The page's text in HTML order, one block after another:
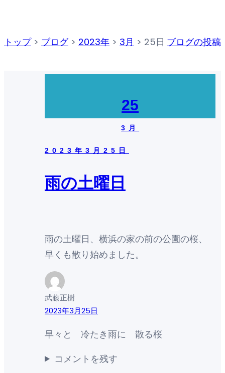
トップ> ブログ> 2023年 > 3月 > 25日 ブログの投稿
25
3月
2023年3月25日
雨の土曜日
雨の土曜日、横浜の家の前の公園の桜、
早くも散り始めました。
武藤正樹
2023年3月25日
早々と 冷たき雨に 散る桜
コメントを残す